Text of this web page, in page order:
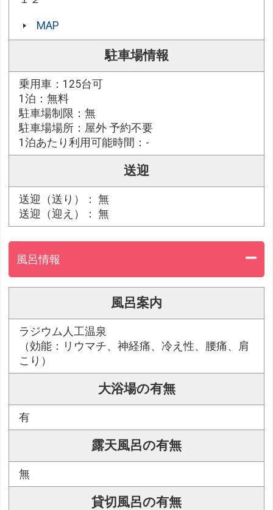
MAP
駐車場情報
乗用車：125台可
1泊：無料
駐車場制限：無
駐車場場所：屋外 予約不要
1泊あたり利用可能時間：-
送迎
送迎（送り）： 無
送迎（迎え）： 無
風呂情報
風呂案内
ラジウム人工温泉
（効能：リウマチ、神経痛、冷え性、腰痛、肩
こり）
大浴場の有無
有
露天風呂の有無
無
貸切風呂の有無